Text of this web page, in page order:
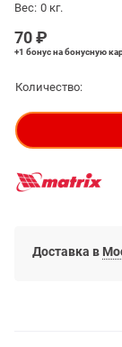
Вес: 0 кг.
70 ₽
+1 бонусна бонусную
Количество:
Доставка в